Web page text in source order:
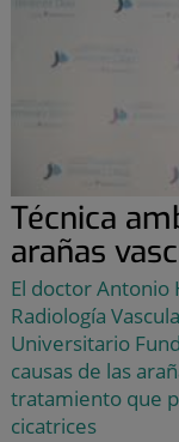
Técnica
arañas
El doctor Antonio
Radiología
Universitario
causas de las
tratamiento que
cicatrices